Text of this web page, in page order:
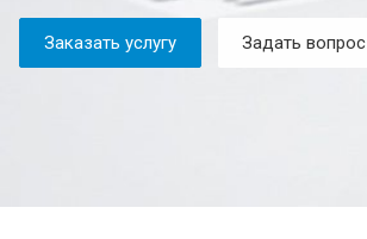
Заказать услугу Задать вопрос